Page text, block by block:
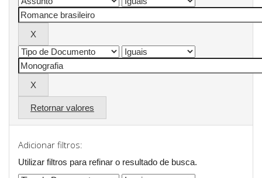
Retornar valores
Adicionar filtros:
Utilizar filtros para refinar o resultado de busca.